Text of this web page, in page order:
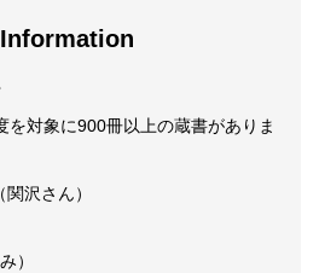
Information
を対象に900冊以上の蔵書がありま
（関沢さん）
）